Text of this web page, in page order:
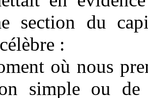
section du
:
où nous
simple ou de